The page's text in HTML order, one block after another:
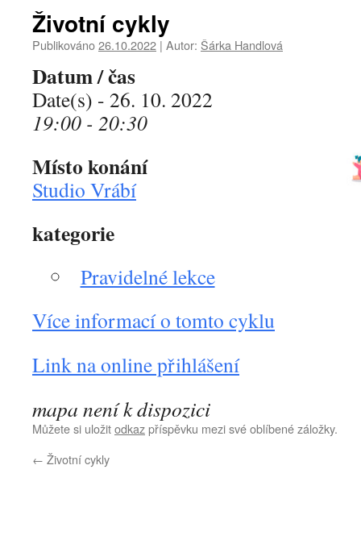
Životní cykly
Publikováno26.10.2022 | Autor: Šárka Handlová
Datum / čas
Date(s) - 26. 10. 2022
19:00 - 20:30
Místo konání
Studio Vrábí
kategorie
Pravidelné lekce
Více informací o tomto cyklu
Link na online přihlášení
mapa není k dispozici
Můžete si uložitodkazpříspěvku mezi své oblíbené záložky.
← Životní cykly